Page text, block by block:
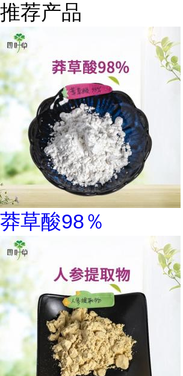
推荐产品
莽草酸98％